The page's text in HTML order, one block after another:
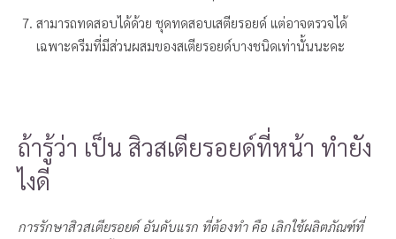
สามารถทดสอบได้ด้วย ชุดทดสอบเสตียรอยด์ แต่อาจตรวจได้
เฉพาะครีมที่มีส่วนผสมของสเตียรอยด์บางชนิดเท่านั้นนะคะ
ถ้ารู้ว่า เป็น สิวสเตียรอยด์ที่หน้า ทำยัง
ไงดี
การรักษาสิวสเตียรอยด์ อันดับแรก ที่ต้องทำ คือ เลิกใช้ผลิตภัณฑ์ที่